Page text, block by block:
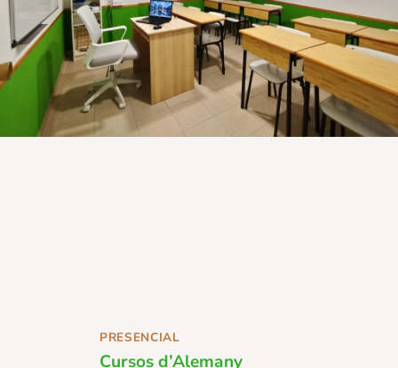
PRESENCIAL
Cursos d’Alemany